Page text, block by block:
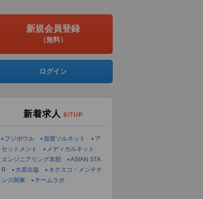
新規会員登録
（無料）
ログイン
新着求人 8/7UP
フジボウル 加賀ソルネット
ア
セットメント
メディカルネット
エンジニアリング本部
ASIAN STA
R
大原出版
ネクスコ・メンテナ
ンス関東
チームラボ